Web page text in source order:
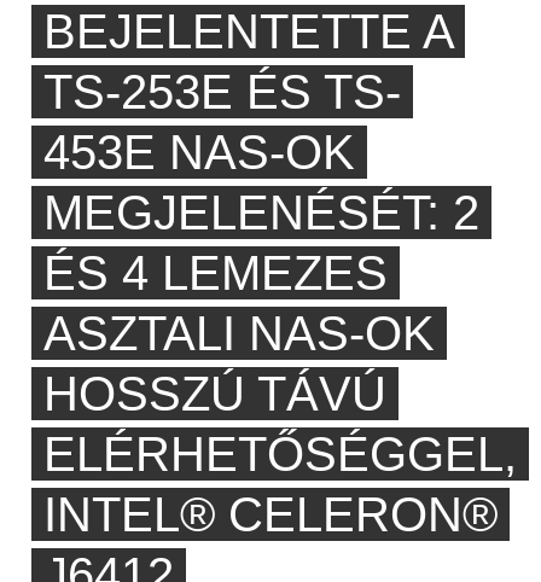
BEJELENTETTE A
TS-253E ÉS TS-
453E NAS-OK
MEGJELENÉSÉT: 2
ÉS 4 LEMEZES
ASZTALI NAS-OK
HOSSZÚ TÁVÚ
ELÉRHETŐSÉGGEL,
INTEL® CELERON®